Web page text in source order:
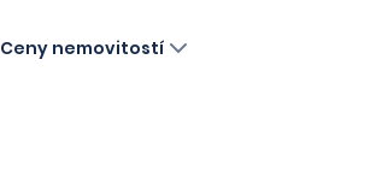
Ceny nemovitostí